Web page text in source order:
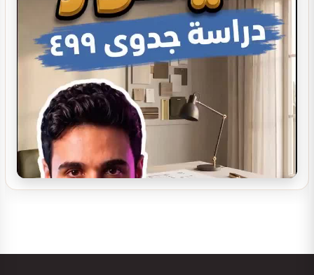
تصميم ديكور صيدلية مستلزمات العناية
تصميم بوفيه مودرن
تصميم ديكور بوفية و كافيتيريا